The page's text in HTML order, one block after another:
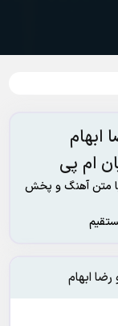
متن آهنگ و پخش
ابهام